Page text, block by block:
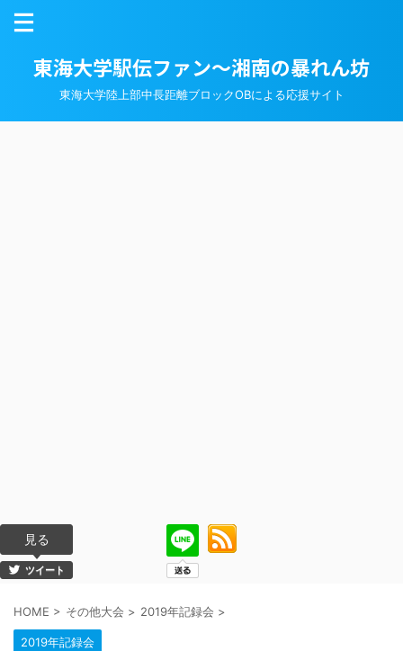
東海大学駅伝ファン～湘南の暴れん坊
東海大学陸上部中長距離ブロックOBによる応援サイト
見る
ツイート
HOME > その他大会 > 2019年記録会 >
2019年記録会